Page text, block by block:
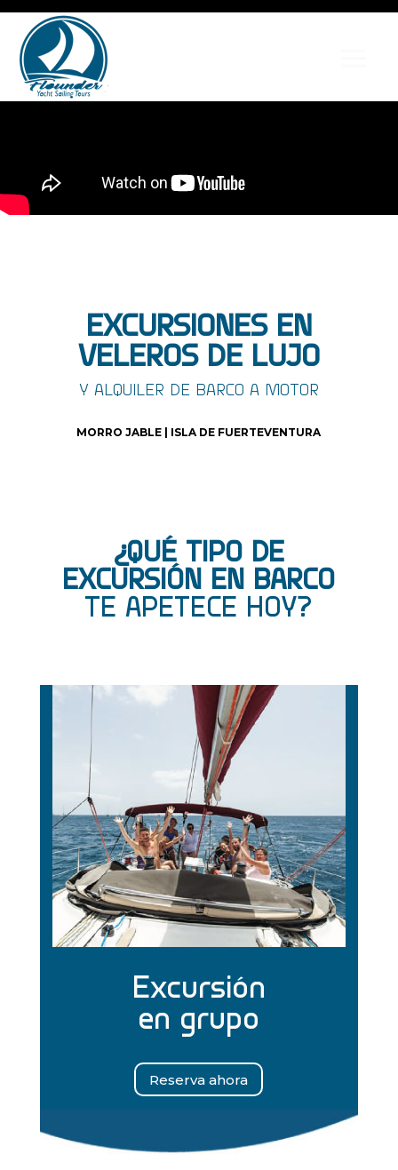
EXCURSIONES EN
VELEROS DE LUJO
Y ALQUILER DE BARCO A MOTOR
MORRO JABLE | ISLA DE FUERTEVENTURA
¿QUÉ TIPO DE
EXCURSIÓN EN BARCO
TE APETECE HOY?
Excursión
en grupo
Reserva ahora